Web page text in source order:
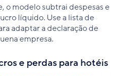
o modelo subtrai despesas e
líquido. Use a lista de
adaptar a declaração de
empresa.
e perdas para hotéis